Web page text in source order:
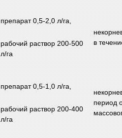
препарат 0,5-2,0 л/га,
рабочий раствор 200-500
л/га
в
препарат 0,5-1,0 л/га,
рабочий раствор 200-400
л/га
период